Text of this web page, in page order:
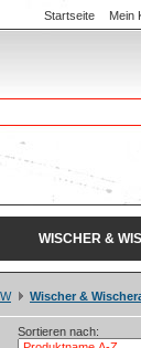
Startseite Mein
WISCHER &
Wischer &
Sortieren nach: